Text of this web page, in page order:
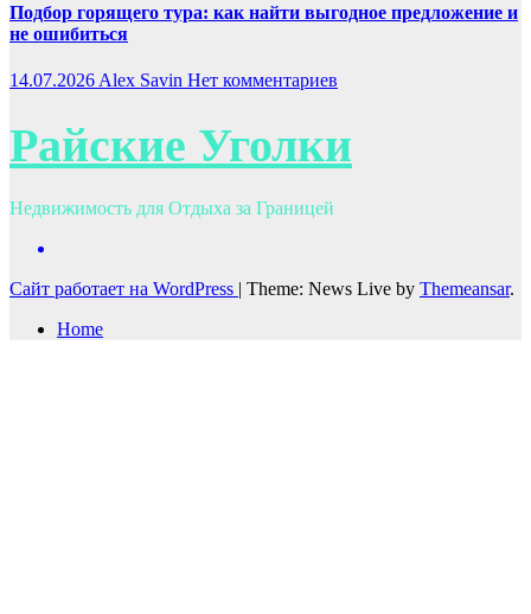
Подбор горящего тура: как найти выгодное предложение и
не ошибиться
14.07.2026 Alex Savin Нет комментариев
Райские Уголки
Недвижимость для Отдыха за Границей
Сайт работает на WordPress | Theme: News Live by Themeansar.
Home